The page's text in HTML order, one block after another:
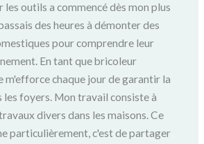
outils a commencé dès mon plus
des heures à démonter des
pour comprendre leur
En tant que bricoleur
m'efforce chaque jour de garantir la
les foyers. Mon travail consiste à
divers dans les maisons. Ce
particulièrement, c'est de partager